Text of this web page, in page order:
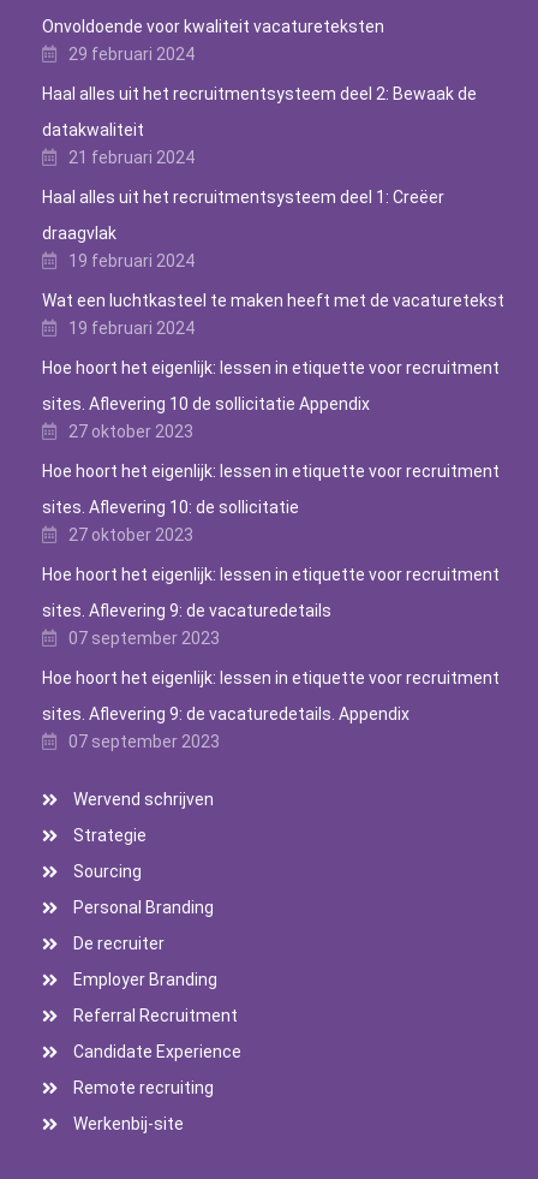
Onvoldoende voor kwaliteit vacatureteksten
29 februari 2024
Haal alles uit het recruitmentsysteem deel 2: Bewaak de
datakwaliteit
21 februari 2024
Haal alles uit het recruitmentsysteem deel 1: Creëer
draagvlak
19 februari 2024
Wat een luchtkasteel te maken heeft met de vacaturetekst
19 februari 2024
Hoe hoort het eigenlijk: lessen in etiquette voor recruitment
sites. Aflevering 10 de sollicitatie Appendix
27 oktober 2023
Hoe hoort het eigenlijk: lessen in etiquette voor recruitment
sites. Aflevering 10: de sollicitatie
27 oktober 2023
Hoe hoort het eigenlijk: lessen in etiquette voor recruitment
sites. Aflevering 9: de vacaturedetails
07 september 2023
Hoe hoort het eigenlijk: lessen in etiquette voor recruitment
sites. Aflevering 9: de vacaturedetails. Appendix
07 september 2023
Wervend schrijven
Strategie
Sourcing
Personal Branding
De recruiter
Employer Branding
Referral Recruitment
Candidate Experience
Remote recruiting
Werkenbij-site